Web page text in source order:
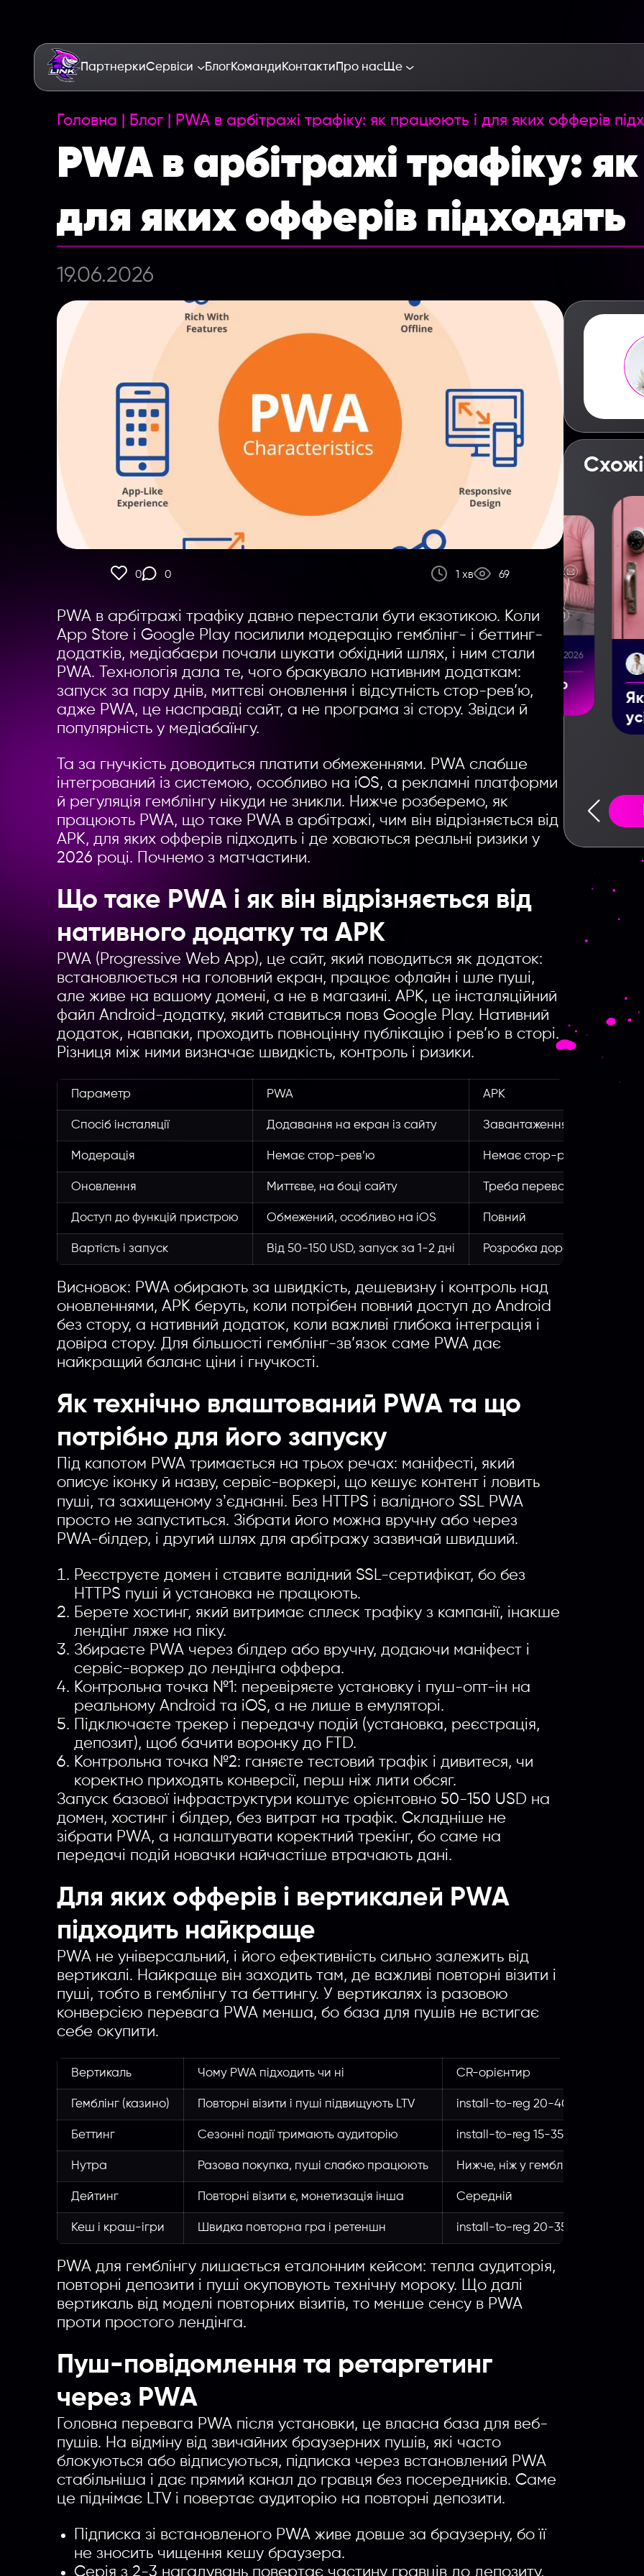
ПартнеркиСервіси БлогКоманди КонтактиПро насЩе
Введите название партнерки, сервиса,команды и т.п.
Головна Блог PWA в арбітражі трафіку: як працюють і для яких офферів
PWA в арбітражі трафіку:
для яких офферів підходять
19.06.2026
0 0 1 хв 69
PWA в арбітражі трафіку давно перестали бути екзотикою. Коли
App Store і Google Play посилили модерацію гемблінг- і беттинг-
додатків, медіабаєри почали шукати обхідний шлях, і ним стали
PWA. Технологія дала те, чого бракувало нативним додаткам:
запуск за пару днів, миттєві оновлення і відсутність стор-рев’ю,
адже PWA, це насправді сайт, а не програма зі стору. Звідси й
популярність у медіабаїнгу.
Та за гнучкість доводиться платити обмеженнями. PWA слабше
інтегрований із системою, особливо на iOS, а рекламні платформи
й регуляція гемблінгу нікуди не зникли. Нижче розберемо, як
працюють PWA, що таке PWA в арбітражі, чим він відрізняється від
APK, для яких офферів підходить і де ховаються реальні ризики у
2026 році. Почнемо з матчастини.
Що таке PWA і як він відрізняється від
нативного додатку та APK
PWA (Progressive Web App), це сайт, який поводиться як додаток:
встановлюється на головний екран, працює офлайн і шле пуші,
але живе на вашому домені, а не в магазині. APK, це інсталяційний
файл Android-додатку, який ставиться повз Google Play. Нативний
додаток, навпаки, проходить повноцінну публікацію і рев’ю в сторі.
Різниця між ними визначає швидкість, контроль і ризики.
Параметр PWA APK
Спосіб інсталяції Додавання на екран із сайту Завантаження файлу повз
Модерація Немає стор-рев’ю Немає стор-рев’ю
Оновлення Миттєве, на боці сайту Треба перевстановлення
Доступ до функцій пристрою Обмежений, особливо на iOS Повний
Вартість і запуск Від 50-150 USD, запуск за 1-2 дні Розробка дорожча
Висновок: PWA обирають за швидкість, дешевизну і контроль над
оновленнями, APK беруть, коли потрібен повний доступ до Android
без стору, а нативний додаток, коли важливі глибока інтеграція і
довіра стору. Для більшості гемблінг-зв’язок саме PWA дає
найкращий баланс ціни і гнучкості.
Як технічно влаштований PWA та що
потрібно для його запуску
Під капотом PWA тримається на трьох речах: маніфесті, який
описує іконку й назву, сервіс-воркері, що кешує контент і ловить
пуші, та захищеному зʼєднанні. Без HTTPS і валідного SSL PWA
просто не запуститься. Зібрати його можна вручну або через
PWA-білдер, і другий шлях для арбітражу зазвичай швидший.
Реєструєте домен і ставите валідний SSL-сертифікат, бо без
HTTPS пуші й установка не працюють.
Берете хостинг, який витримає сплеск трафіку з кампанії, інакше
лендінг ляже на піку.
Збираєте PWA через білдер або вручну, додаючи маніфест і
сервіс-воркер до лендінга оффера.
Контрольна точка №1: перевіряєте установку і пуш-опт-ін на
реальному Android та iOS, а не лише в емуляторі.
Підключаєте трекер і передачу подій (установка, реєстрація,
депозит), щоб бачити воронку до FTD.
Контрольна точка №2: ганяєте тестовий трафік і дивитеся, чи
коректно приходять конверсії, перш ніж лити обсяг.
Запуск базової інфраструктури коштує орієнтовно 50-150 USD на
домен, хостинг і білдер, без витрат на трафік. Складніше не
зібрати PWA, а налаштувати коректний трекінг, бо саме на
передачі подій новачки найчастіше втрачають дані.
Для яких офферів і вертикалей PWA
підходить найкраще
PWA не універсальний, і його ефективність сильно залежить від
вертикалі. Найкраще він заходить там, де важливі повторні візити і
пуші, тобто в гемблінгу та беттингу. У вертикалях із разовою
конверсією перевага PWA менша, бо база для пушів не встигає
себе окупити.
Вертикаль Чому PWA підходить чи ні CR-орієнтир
Гемблінг (казино) Повторні візити і пуші підвищують LTV install-to-reg 20-40%
Беттинг Сезонні події тримають аудиторію install-to-reg 15-35%
Нутра Разова покупка, пуші слабко працюють Нижче, ніж у гемблінгу
Дейтинг Повторні візити є, монетизація інша Середній
Кеш і краш-ігри Швидка повторна гра і ретеншн install-to-reg 20-35%
PWA для гемблінгу лишається еталонним кейсом: тепла аудиторія,
повторні депозити і пуші окуповують технічну мороку. Що далі
вертикаль від моделі повторних візитів, то менше сенсу в PWA
проти простого лендінга.
Пуш-повідомлення та ретаргетинг
через PWA
Головна перевага PWA після установки, це власна база для веб-
пушів. На відміну від звичайних браузерних пушів, які часто
блокуються або відписуються, підписка через встановлений PWA
стабільніша і дає прямий канал до гравця без посередників. Саме
це піднімає LTV і повертає аудиторію на повторні депозити.
Підписка зі встановленого PWA живе довше за браузерну, бо її
не зносить чищення кешу браузера.
Серія з 2-3 нагадувань повертає частину гравців до депозиту,
Zorenko 28.07.2026
у 2026 році: чи
та
реально можна
Yelyzaveta Zorenko 19.06.2026
Що таке медіабаєр: хто
це і чим займається
Yelyzaveta Zorenko 28.07.2026
Як скачати відео з TikTok:
усі способи у 2026 році